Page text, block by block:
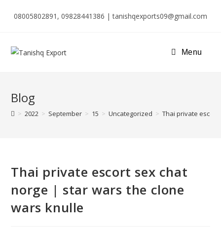
08005802891, 09828441386 | tanishqexports09@gmail.com
Menu
Blog
> 2022 > September > 15 > Uncategorized > Thai private
Thai private escort sex chat
norge | star wars the clone
wars knulle